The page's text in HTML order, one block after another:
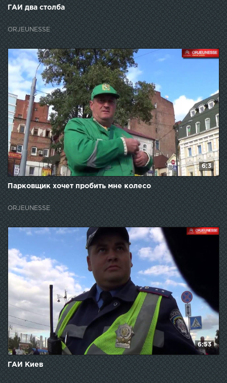
ГАИ два столба
ORJEUNESSE
6:3
Парковщик хочет пробить мне колесо
ORJEUNESSE
6:53
ГАИ Киев